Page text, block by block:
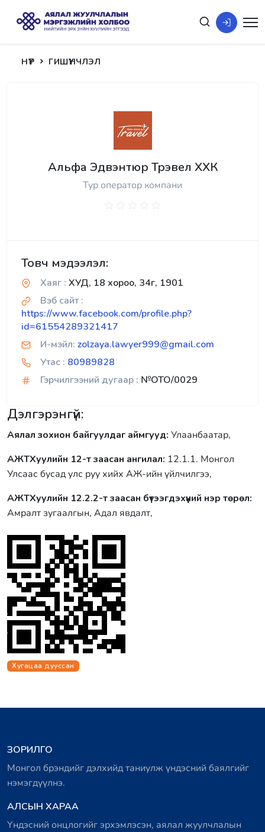
НҮҮР ГИШҮҮНЧЛЭЛ
Альфа Эдвэнтюр Трэвел ХХК
Тур оператор компани
Товч мэдээлэл:
Хаяг : ХУД, 18 хороо, 34г, 1901
Вэб сайт :
https://www.facebook.com/profile.php?
id=61554289321417
И-мэйл: zolzaya.lawyer999@gmail.com
Утас : 80989828
Гэрчилгээний дугаар : №OTO/0029
Дэлгэрэнгүй:
Аялал зохион байгуулдаг аймгууд: Улаанбаатар,
АЖТХуулийн 12-т заасан ангилал: 12.1.1. Монгол
Улсаас бусад улс руу хийх АЖ-ийн үйлчилгээ,
АЖТХуулийн 12.2.2-т заасан бүтээгдэхүүний нэр төрөл:
Амралт зугаалгын, Адал явдалт,
Хугацаа дууссан
ЗОРИЛГО
Монгол брэндийг дэлхийд таниулж үндэсний баялгийг
нэмэгдүүлнэ.
АЛСЫН ХАРАА
Үндэсний онцлогийг эрхэмлэсэн, аялал жуулчлалын